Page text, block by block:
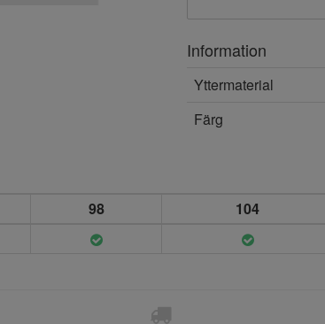
Information
Yttermaterial
Färg
98 104